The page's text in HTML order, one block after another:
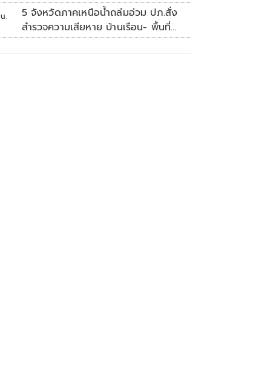
.
5 จังหวัดภาคเหนือน้ำถล่มอ่วม ปภ.สั่ง
สำรวจความเสียหาย บ้านเรือน- พื้นที่
เกษตร